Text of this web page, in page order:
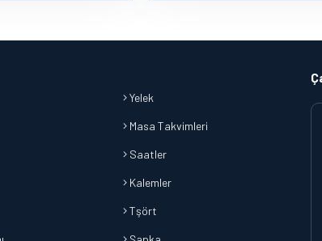
Yelek
Masa Takvimleri
Saatler
Kalemler
Tşört